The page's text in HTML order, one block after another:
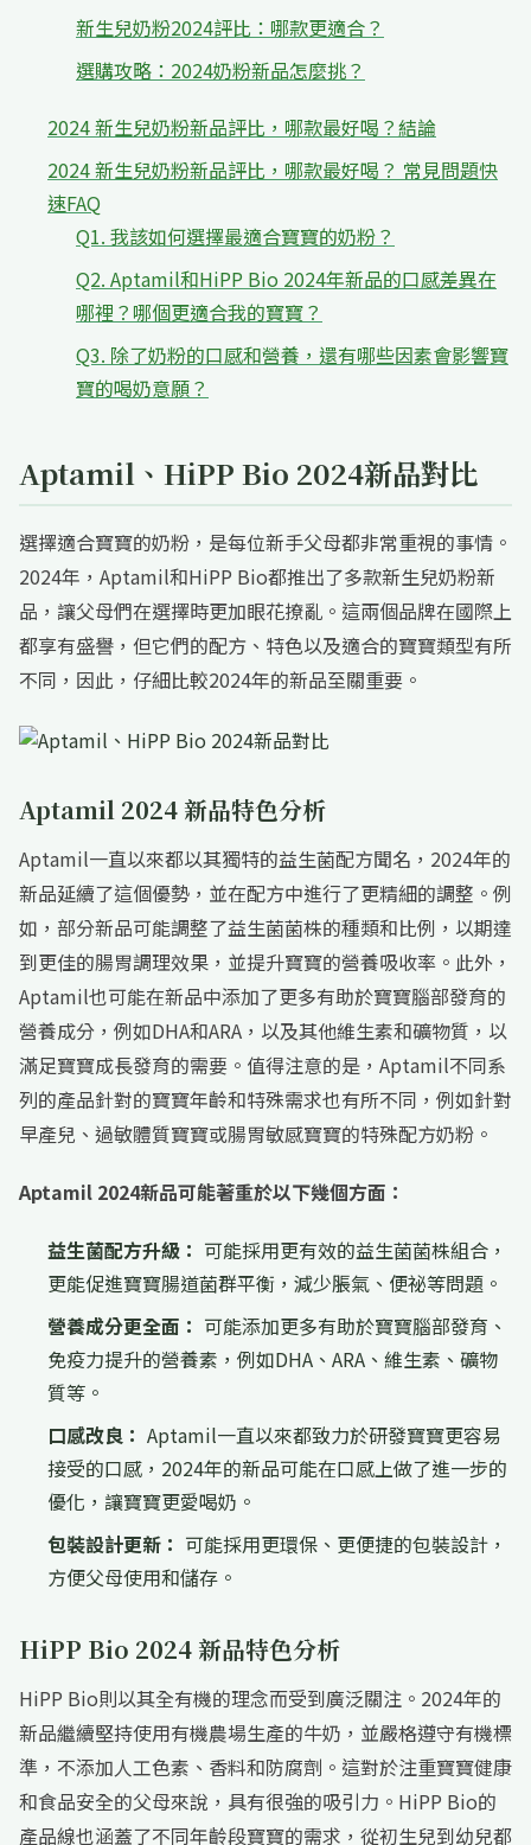
新生兒奶粉2024評比：哪款更適合？
選購攻略：2024奶粉新品怎麼挑？
2024 新生兒奶粉新品評比，哪款最好喝？結論
2024 新生兒奶粉新品評比，哪款最好喝？ 常見問題快
速FAQ
Q1. 我該如何選擇最適合寶寶的奶粉？
Q2. Aptamil和HiPP Bio 2024年新品的口感差異在
哪裡？哪個更適合我的寶寶？
Q3. 除了奶粉的口感和營養，還有哪些因素會影響寶
寶的喝奶意願？
Aptamil、HiPP Bio 2024新品對比
選擇適合寶寶的奶粉，是每位新手父母都非常重視的事情。
2024年，Aptamil和HiPP Bio都推出了多款新生兒奶粉新
品，讓父母們在選擇時更加眼花撩亂。這兩個品牌在國際上
都享有盛譽，但它們的配方、特色以及適合的寶寶類型有所
不同，因此，仔細比較2024年的新品至關重要。
Aptamil 2024 新品特色分析
Aptamil一直以來都以其獨特的益生菌配方聞名，2024年的
新品延續了這個優勢，並在配方中進行了更精細的調整。例
如，部分新品可能調整了益生菌菌株的種類和比例，以期達
到更佳的腸胃調理效果，並提升寶寶的營養吸收率。此外，
Aptamil也可能在新品中添加了更多有助於寶寶腦部發育的
營養成分，例如DHA和ARA，以及其他維生素和礦物質，以
滿足寶寶成長發育的需要。值得注意的是，Aptamil不同系
列的產品針對的寶寶年齡和特殊需求也有所不同，例如針對
早產兒、過敏體質寶寶或腸胃敏感寶寶的特殊配方奶粉。
Aptamil 2024新品可能著重於以下幾個方面：
益生菌配方升級： 可能採用更有效的益生菌菌株組合，
更能促進寶寶腸道菌群平衡，減少脹氣、便祕等問題。
營養成分更全面： 可能添加更多有助於寶寶腦部發育、
免疫力提升的營養素，例如DHA、ARA、維生素、礦物
質等。
口感改良： Aptamil一直以來都致力於研發寶寶更容易
接受的口感，2024年的新品可能在口感上做了進一步的
優化，讓寶寶更愛喝奶。
包裝設計更新： 可能採用更環保、更便捷的包裝設計，
方便父母使用和儲存。
HiPP Bio 2024 新品特色分析
HiPP Bio則以其全有機的理念而受到廣泛關注。2024年的
新品繼續堅持使用有機農場生產的牛奶，並嚴格遵守有機標
準，不添加人工色素、香料和防腐劑。這對於注重寶寶健康
和食品安全的父母來說，具有很強的吸引力。HiPP Bio的
產品線也涵蓋了不同年齡段寶寶的需求，從初生兒到幼兒都